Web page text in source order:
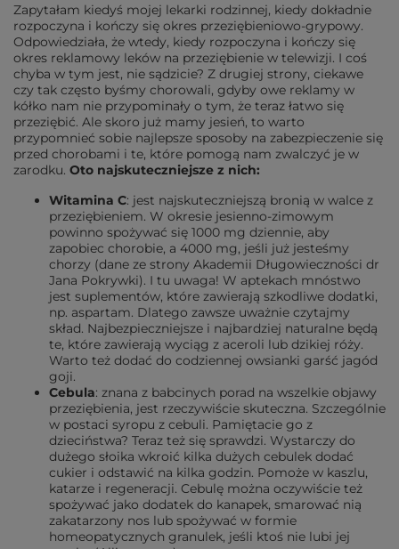
Zapytałam kiedyś mojej lekarki rodzinnej, kiedy dokładnie
rozpoczyna i kończy się okres przeziębieniowo-grypowy.
Odpowiedziała, że wtedy, kiedy rozpoczyna i kończy się
okres reklamowy leków na przeziębienie w telewizji. I coś
chyba w tym jest, nie sądzicie? Z drugiej strony, ciekawe
czy tak często byśmy chorowali, gdyby owe reklamy w
kółko nam nie przypominały o tym, że teraz łatwo się
przeziębić. Ale skoro już mamy jesień, to warto
przypomnieć sobie najlepsze sposoby na zabezpieczenie się
przed chorobami i te, które pomogą nam zwalczyć je w
zarodku. Oto najskuteczniejsze z nich:
Witamina C: jest najskuteczniejszą bronią w walce z
przeziębieniem. W okresie jesienno-zimowym
powinno spożywać się 1000 mg dziennie, aby
zapobiec chorobie, a 4000 mg, jeśli już jesteśmy
chorzy (dane ze strony Akademii Długowieczności dr
Jana Pokrywki). I tu uwaga! W aptekach mnóstwo
jest suplementów, które zawierają szkodliwe dodatki,
np. aspartam. Dlatego zawsze uważnie czytajmy
skład. Najbezpieczniejsze i najbardziej naturalne będą
te, które zawierają wyciąg z aceroli lub dzikiej róży.
Warto też dodać do codziennej owsianki garść jagód
goji.
Cebula: znana z babcinych porad na wszelkie objawy
przeziębienia, jest rzeczywiście skuteczna. Szczególnie
w postaci syropu z cebuli. Pamiętacie go z
dzieciństwa? Teraz też się sprawdzi. Wystarczy do
dużego słoika wkroić kilka dużych cebulek dodać
cukier i odstawić na kilka godzin. Pomoże w kaszlu,
katarze i regeneracji. Cebulę można oczywiście też
spożywać jako dodatek do kanapek, smarować nią
zakatarzony nos lub spożywać w formie
homeopatycznych granulek, jeśli ktoś nie lubi jej